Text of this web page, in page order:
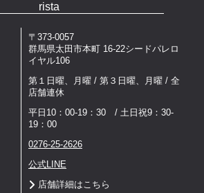
rista
〒373-0057
群馬県太田市本町 16-22シードパレロ
イヤル106
第１日曜、月曜 / 第３日曜、月曜 / 全
店舗連休
平日10：00-19：30 / 土日祝9：30-
19：00
0276-25-2626
公式LINE
店舗詳細はこちら